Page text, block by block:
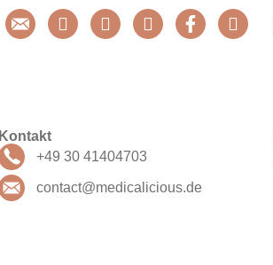
Kontakt
+49 30 41404703
contact@medicalicious.de